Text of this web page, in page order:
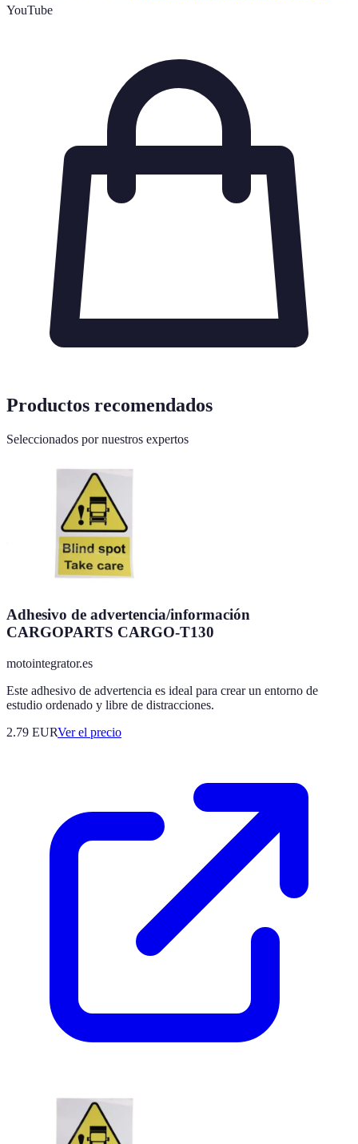
YouTube
Productos recomendados
Seleccionados por nuestros expertos
Adhesivo de advertencia/información
CARGOPARTS CARGO-T130
motointegrator.es
Este adhesivo de advertencia es ideal para crear un entorno de
estudio ordenado y libre de distracciones.
2.79 EURVer el precio